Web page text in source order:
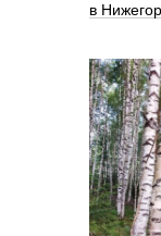
в